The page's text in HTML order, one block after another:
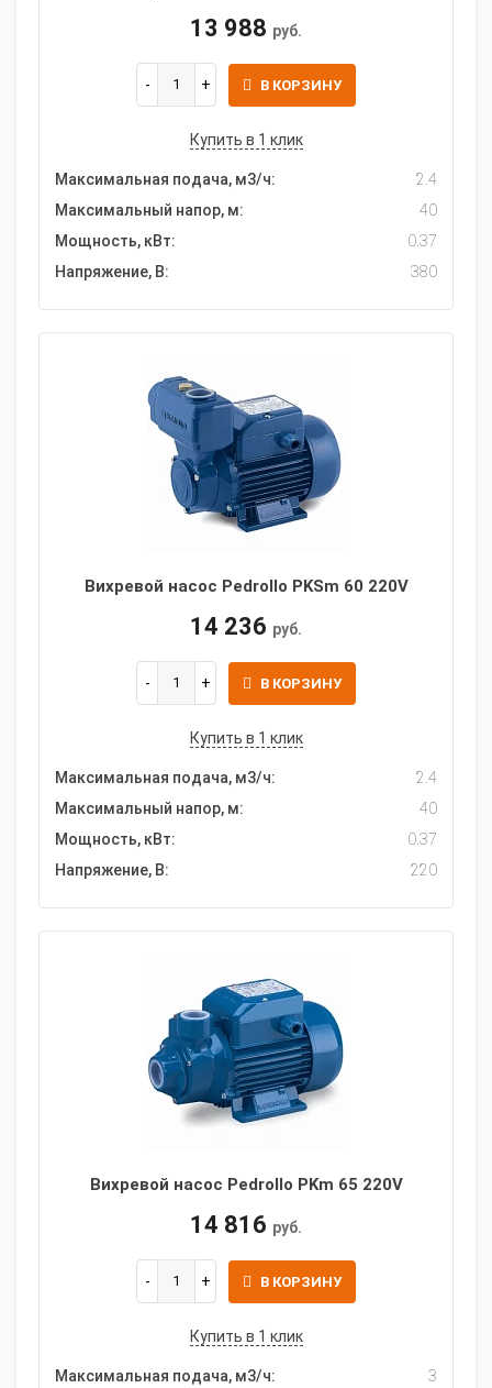
13 988 руб.
В КОРЗИНУ
Купить в 1 клик
Максимальная подача, м3/ч:
2.4
Максимальный напор, м:
40
Мощность, кВт:
0.37
Напряжение, В:
380
Вихревой насос Pedrollo PKSm 60 220V
14 236 руб.
В КОРЗИНУ
Купить в 1 клик
Максимальная подача, м3/ч:
2.4
Максимальный напор, м:
40
Мощность, кВт:
0.37
Напряжение, В:
220
Вихревой насос Pedrollo PKm 65 220V
14 816 руб.
В КОРЗИНУ
Купить в 1 клик
Максимальная подача, м3/ч:
3